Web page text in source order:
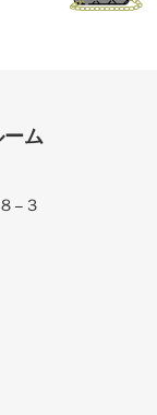
ム
−３